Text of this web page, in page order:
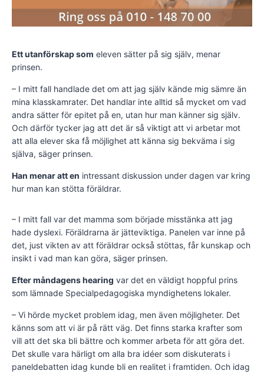
Ett utanförskap som eleven sätter på sig själv, menar
prinsen.
– I mitt fall handlade det om att jag själv kände mig sämre än
mina klasskamrater. Det handlar inte alltid så mycket om vad
andra sätter för epitet på en, utan hur man känner sig själv.
Och därför tycker jag att det är så viktigt att vi arbetar mot
att alla elever ska få möjlighet att känna sig bekväma i sig
själva, säger prinsen.
Han menar att en intressant diskussion under dagen var kring
hur man kan stötta föräldrar.
– I mitt fall var det mamma som började misstänka att jag
hade dyslexi. Föräldrarna är jätteviktiga. Panelen var inne på
det, just vikten av att föräldrar också stöttas, får kunskap och
insikt i vad man kan göra, säger prinsen.
Efter måndagens hearing var det en väldigt hoppful prins
som lämnade Specialpedagogiska myndighetens lokaler.
– Vi hörde mycket problem idag, men även möjligheter. Det
känns som att vi är på rätt väg. Det finns starka krafter som
vill att det ska bli bättre och kommer arbeta för att göra det.
Det skulle vara härligt om alla bra idéer som diskuterats i
paneldebatten idag kunde bli en realitet i framtiden. Och idag